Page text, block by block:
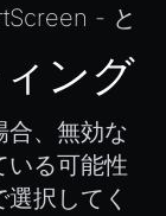
ング
合、無効な
いる可能性
択してく